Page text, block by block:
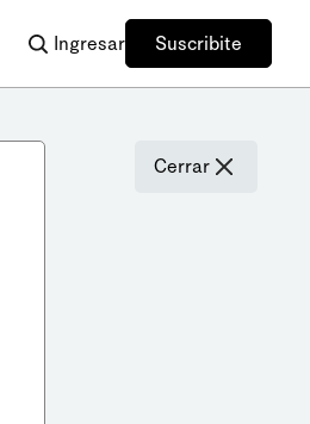
Ingresar Suscribite
Cerrar